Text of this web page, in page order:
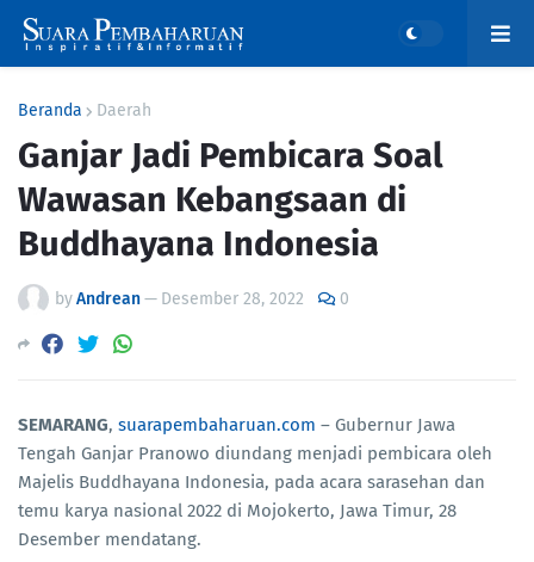
Beranda Daerah
Ganjar Jadi Pembicara Soal
Wawasan Kebangsaan di
Buddhayana Indonesia
byAndrean— Desember 28, 2022 0
SEMARANG, suarapembaharuan.com – Gubernur Jawa
Tengah Ganjar Pranowo diundang menjadi pembicara oleh
Majelis Buddhayana Indonesia, pada acara sarasehan dan
temu karya nasional 2022 di Mojokerto, Jawa Timur, 28
Desember mendatang.